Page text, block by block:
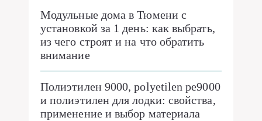
Модульные дома в Тюмени с
установкой за 1 день: как выбрать,
из чего строят и на что обратить
внимание
Полиэтилен 9000, polyetilen pe9000
и полиэтилен для лодки: свойства,
применение и выбор материала